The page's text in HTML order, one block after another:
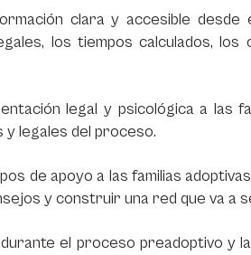
clara y accesible desde
los tiempos calculados,
legal y psicológica a las
y legales del proceso.
de apoyo a las familias
y construir una red que va a
el proceso preadoptivo y